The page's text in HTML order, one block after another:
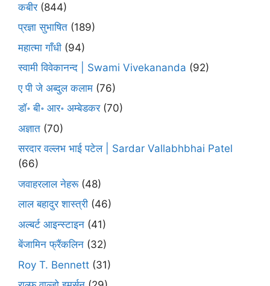
कबीर(844)
प्रज्ञा सुभाषित (189)
महात्मा गाँधी (94)
स्वामी विवेकानन्द | Swami Vivekananda (92)
ए पी जे अब्दुल कलाम (76)
डॉ॰ बी॰ आर॰ अम्बेडकर(70)
अज्ञात (70)
सरदार वल्लभ भाई पटेल | Sardar Vallabhbhai Patel
(66)
जवाहरलाल नेहरू(48)
लाल बहादुर शास्त्री (46)
अल्बर्ट आइन्स्टाइन (41)
बेंजामिन फ्रैंकलिन (32)
Roy T. Bennett (31)